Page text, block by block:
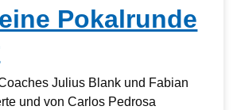
Pokalrunde
Julius Blank und Fabian
und von Carlos Pedrosa